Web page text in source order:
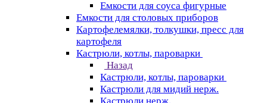
Емкости для соуса фигурные
Емкости для столовых приборов
Картофелемялки, толкушки, пресс для
картофеля
Кастрюли, котлы, пароварки
Назад
Кастрюли, котлы, пароварки
Кастрюли для мидий нерж.